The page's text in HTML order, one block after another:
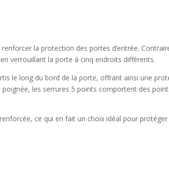
la protection des portes d’entrée.
verrouillant la porte à cinq endroits différents.
le long du bord de la porte, offrant ainsi une
les serrures 5 points comportent des
ce qui en fait un choix idéal pour